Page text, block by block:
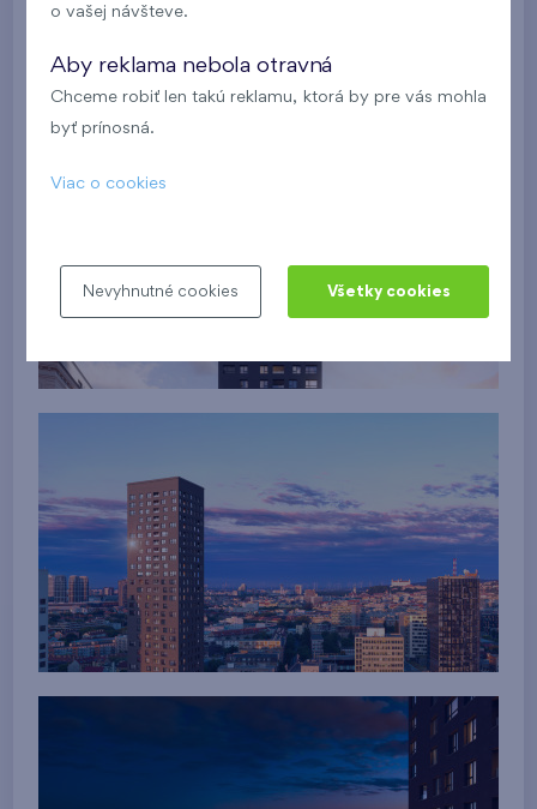
o vašej návšteve.
Aby reklama nebola otravná
Chceme robiť len takú reklamu, ktorá by pre vás mohla
byť prínosná.
Viac o cookies
Nevyhnutné cookies Všetky cookies